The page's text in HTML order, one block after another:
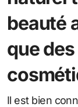
beauté
que
Il est bien